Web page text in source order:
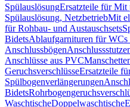
SpülauslösungErsatzteile für Mit
Spülauslösung, NetzbetriebMit
für Rohbau- und Austauschsets
BidetsAblaufgarnituren für WCs
Anschlussbögen
Anschlüsse aus PVC
GeruchsverschlüsseErsatzteile
Spülbogenverlängerungen
Bidets
WaschtischeDoppelwaschtische